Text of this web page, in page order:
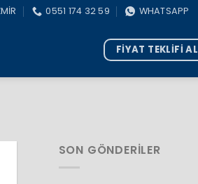
0551 174 32 59 WHATSAPP
FİYAT TEKLİFİ AL
SON GÖNDERILER